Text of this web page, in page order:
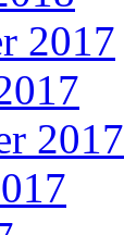
2017
2017